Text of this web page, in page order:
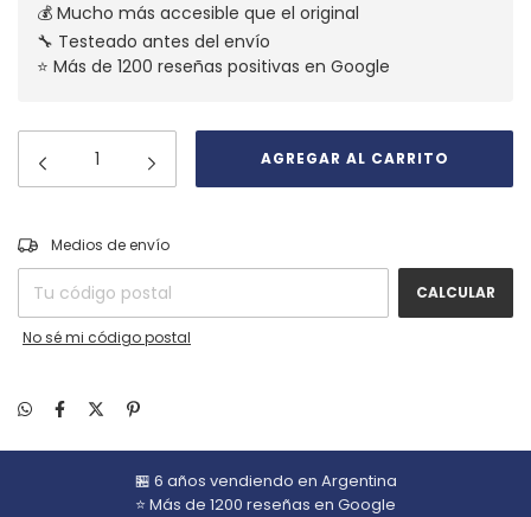
💰 Mucho más accesible que el original
🔧 Testeado antes del envío
⭐ Más de 1200 reseñas positivas en Google
Entregas para el CP:
Medios de envío
CALCULAR
No sé mi código postal
🏪 6 años vendiendo en Argentina
⭐ Más de 1200 reseñas en Google